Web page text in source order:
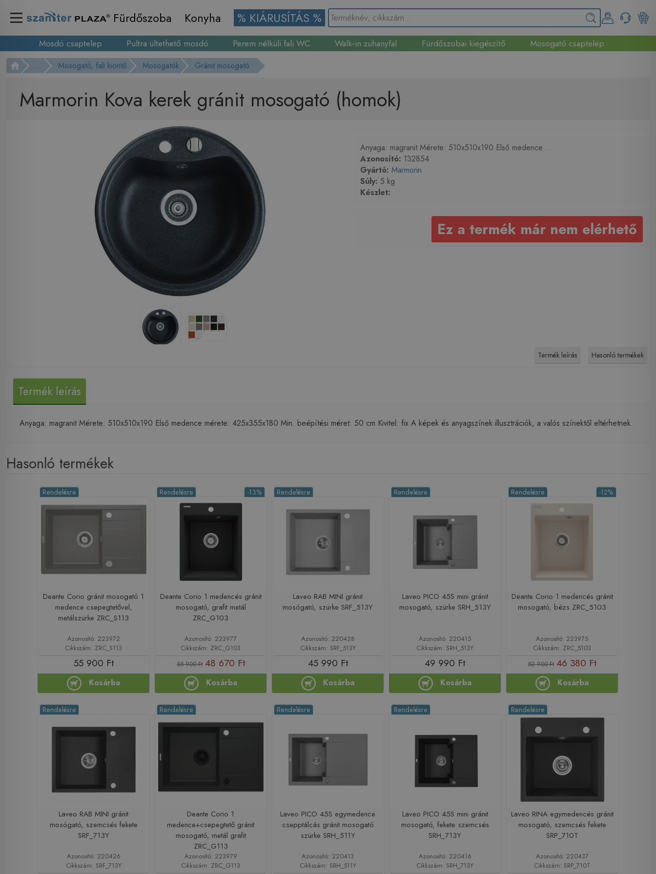
Fürdőszoba Konyha % KIÁRUSÍTÁS %
Mosdó csaptelep Pultra ültethető mosdó Perem nélküli fali WC Walk-in zuhanyfal Fürdőszobai kiegészítő
Mosogató csaptelep
... Mosogató, fali kiöntő Mosogatók Gránit mosogató
Marmorin Kova kerek gránit mosogató (homok)
Anyaga: magranit Mérete: 510x510x190 Első medence ...
Azonosító: 132854
Gyártó: Marmorin
Súly: 5 kg
Készlet:
Ez a termék már nem elérhető
Termék leírás Hasonló termékek
Termék leírás
Anyaga: magranit Mérete: 510x510x190 Első medence mérete: 425x355x180 Min. beépítési méret: 50 cm Kivitel: fix A képek és anyagszínek illusztrációk, a valós színektől eltérhetnek.
Hasonló termékek
Rendelésre
Deante Corio gránit mosogató 1
medence csepegtetővel,
metálszürke ZRC_S113
Azonosító: 223972
Cikkszám: ZRC_S113
55 900 Ft
Kosárba
-13%
Rendelésre
Deante Corio 1 medencés gránit
mosogató, grafit metál
ZRC_G103
Azonosító: 223977
Cikkszám: ZRC_G103
55 900 Ft 48 670 Ft
Kosárba
Rendelésre
Laveo RAB MINI gránit
mosógató, szürke SRF_513Y
Azonosító: 220428
Cikkszám: SRF_513Y
45 990 Ft
Kosárba
Rendelésre
Laveo PICO 45S mini gránit
mosogató, szürke SRH_513Y
Azonosító: 220415
Cikkszám: SRH_513Y
49 990 Ft
Kosárba
-12%
Rendelésre
Deante Corio 1 medencés gránit
mosogató, bézs ZRC_5103
Azonosító: 223975
Cikkszám: ZRC_5103
52 900 Ft 46 380 Ft
Kosárba
Rendelésre
Laveo RAB MINI gránit
mosógató, szemcsés fekete
SRF_713Y
Azonosító: 220426
Cikkszám: SRF_713Y
Rendelésre
Deante Corio 1
medence+csepegtető gránit
mosogató, metál grafit
ZRC_G113
Azonosító: 223979
Cikkszám: ZRC_G113
Rendelésre
Laveo PICO 45S egymedence
csepptálcás gránit mosogató
szürke SRH_511Y
Azonosító: 220413
Cikkszám: SRH_511Y
Rendelésre
Laveo PICO 45S mini gránit
mosogató, fekete szemcsés
SRH_713Y
Azonosító: 220416
Cikkszám: SRH_713Y
Rendelésre
Laveo RINA egymedencés gránit
mosogató, szemcsés fekete
SRP_710T
Azonosító: 220437
Cikkszám: SRP_710T